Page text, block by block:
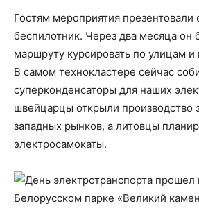
Гостям мероприятия презентовали
беспилотник. Через два месяца он
маршруту курсировать по улицам и
В самом технокластере сейчас
суперконденсаторы для наших
швейцарцы открыли производство
западных рынков, а литовцы
электросамокаты.